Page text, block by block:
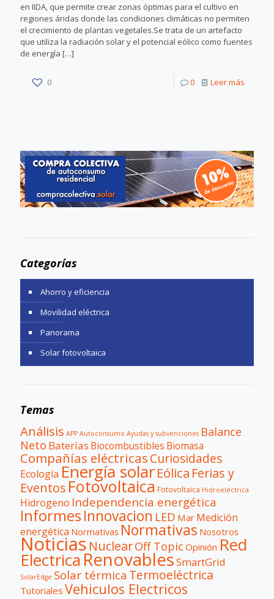
en IIDA, que permite crear zonas óptimas para el cultivo en
regiones áridas donde las condiciones climáticas no permiten
el crecimiento de plantas vegetales.Se trata de un artefacto
que utiliza la radiación solar y el potencial eólico como fuentes
de energía […]
0 0 Leer más
Categorías
Ahorro y eficiencia
Movilidad eléctrica
Panorama
Solar fotovoltaica
Temas
Análisis APP Autoconsumo Ayudas y subvenciones Balance
Neto Baterías Biocombustibles Biomasa
Compañías eléctricasCuriosidades
Ecología Energía solarEólica Ferias y
Eventos Fotovoltaica Fotovoltaica Hidroeléctrica
Hidrogeno Independencia energética
InformesInnovacion LED Mar Medición
energética Normativas Normativas Nosotros
Noticias NuclearOff Topic Opinión Red
ElectricaRenovablesSmartGrid
SolarEdge Solar térmica Termoeléctrica
Tutoriales Vehiculos Electricos